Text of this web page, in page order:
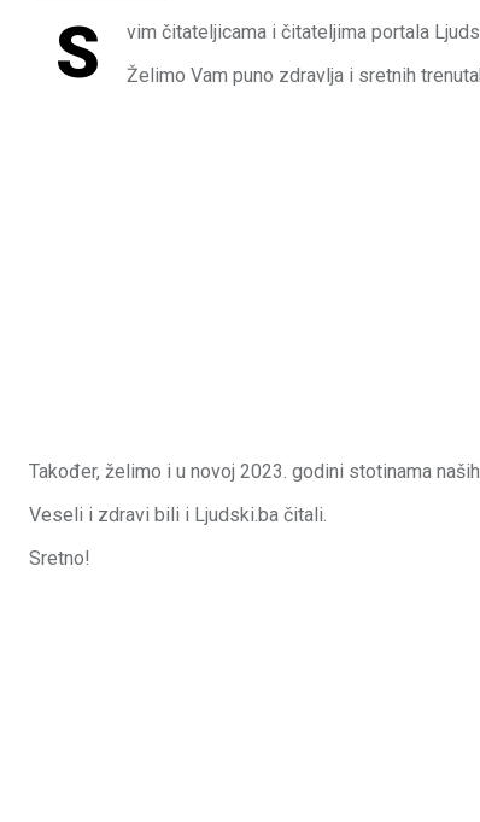
S
vim čitateljicama i čitateljima portala
Želimo Vam puno zdravlja i sretnih
Također, želimo i u novoj 2023. godini stotinama
Veseli i zdravi bili i Ljudski.ba čitali.
Sretno!